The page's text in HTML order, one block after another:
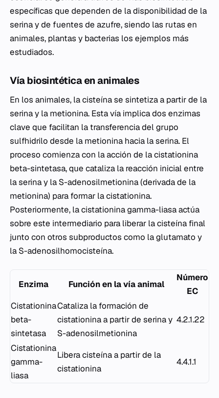
específicas que dependen de la disponibilidad de la
serina y de fuentes de azufre, siendo las rutas en
animales, plantas y bacterias los ejemplos más
estudiados.
Vía biosintética en animales
En los animales, la cisteína se sintetiza a partir de la
serina y la metionina. Esta vía implica dos enzimas
clave que facilitan la transferencia del grupo
sulfhidrilo desde la metionina hacia la serina. El
proceso comienza con la acción de la cistationina
beta-sintetasa, que cataliza la reacción inicial entre
la serina y la S-adenosilmetionina (derivada de la
metionina) para formar la cistationina.
Posteriormente, la cistationina gamma-liasa actúa
sobre este intermediario para liberar la cisteína final
junto con otros subproductos como la glutamato y
la S-adenosilhomocisteína.
Enzima Función en la vía animal
Número
EC
Cistationina
beta-
sintetasa
Cataliza la formación de
cistationina a partir de serina y
S-adenosilmetionina
4.2.1.22
Cistationina
gamma-
liasa
Libera cisteína a partir de la
cistationina
4.4.1.1